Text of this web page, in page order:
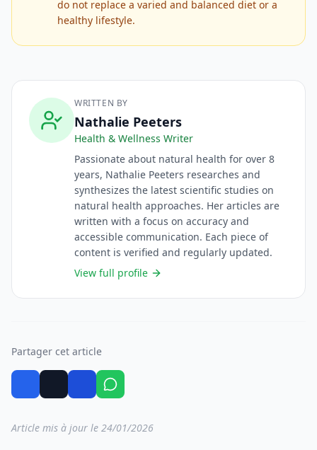
do not replace a varied and balanced diet or a
healthy lifestyle.
WRITTEN BY
Nathalie Peeters
Health & Wellness Writer
Passionate about natural health for over 8
years, Nathalie Peeters researches and
synthesizes the latest scientific studies on
natural health approaches. Her articles are
written with a focus on accuracy and
accessible communication. Each piece of
content is verified and regularly updated.
View full profile
Partager cet article
Article mis à jour le 24/01/2026